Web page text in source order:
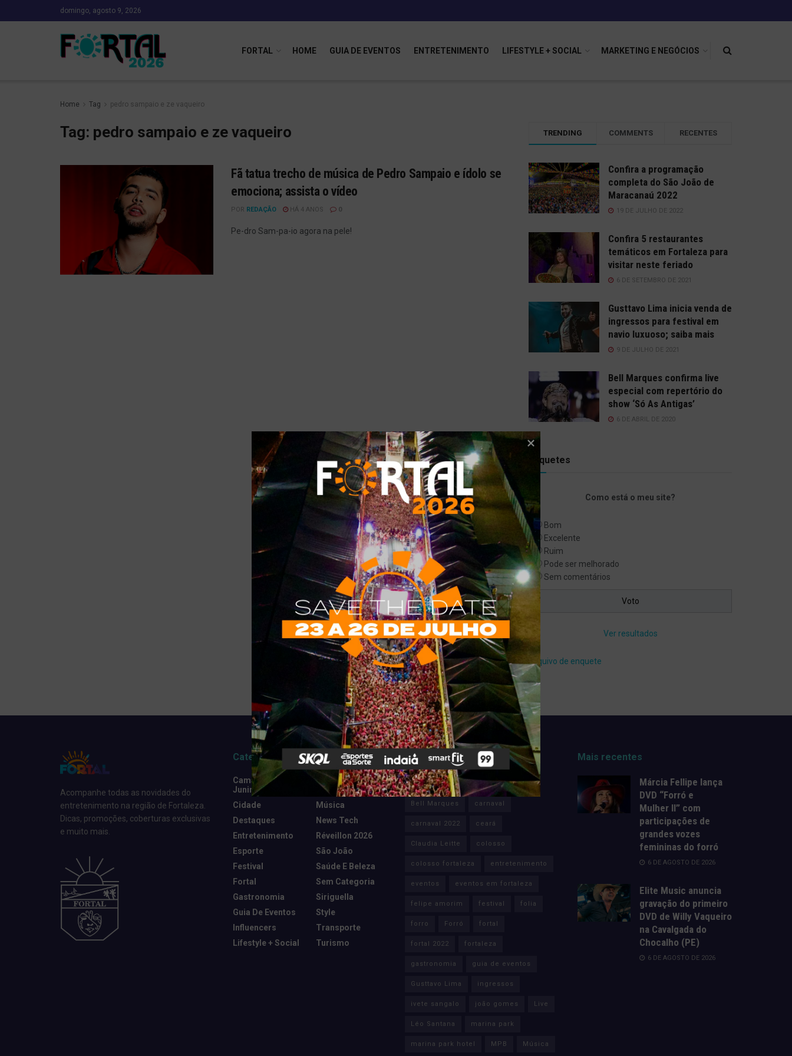
domingo, agosto 9, 2026
FORTAL HOME GUIA DE EVENTOS ENTRETENIMENTO LIFESTYLE + SOCIAL MARKETING E NEGÓCIOS
Home Tag pedro sampaio e ze vaqueiro
Tag: pedro sampaio e ze vaqueiro
Fã tatua trecho de música de Pedro Sampaio e ídolo se
emociona; assista o vídeo
POR REDAÇÃO HÁ 4 ANOS 0
Pe-dro Sam-pa-io agora na pele!
TRENDING COMMENTS RECENTES
Confira a programação
completa do São João de
Maracanaú 2022
19 DE JULHO DE 2022
Confira 5 restaurantes
temáticos em Fortaleza para
visitar neste feriado
6 DE SETEMBRO DE 2021
Gusttavo Lima inicia venda de
ingressos para festival em
navio luxuoso; saiba mais
9 DE JULHO DE 2021
Bell Marques confirma live
especial com repertório do
show ‘Só As Antigas’
6 DE ABRIL DE 2020
Enquetes
Como está o meu site?
Bom
Excelente
Ruim
Pode ser melhorado
Sem comentários
Ver resultados
Arquivo de enquete
Acompanhe todas as novidades do
entretenimento na região de Fortaleza.
Dicas, promoções, coberturas exclusivas
e muito mais.
Categorias
Camarote Vip
Junino
Cidade
Destaques
Entretenimento
Esporte
Festival
Fortal
Gastronomia
Guia De Eventos
Influencers
Lifestyle + Social
Marketing E
Negócios
Música
News Tech
Réveillon 2026
São João
Saúde E Beleza
Sem Categoria
Siriguella
Style
Transporte
Turismo
Tags
Anitta Axé Banda Eva
Bell Marques carnaval
carnaval 2022 ceará
Claudia Leitte colosso
colosso fortaleza entretenimento
eventos eventos em fortaleza
felipe amorim festival folia
forro Forró fortal
fortal 2022 fortaleza
gastronomia guia de eventos
Gusttavo Lima ingressos
ivete sangalo joão gomes Live
Léo Santana marina park
marina park hotel MPB Música
Mais recentes
Márcia Fellipe lança
DVD “Forró e
Mulher II” com
participações de
grandes vozes
femininas do forró
6 DE AGOSTO DE 2026
Elite Music anuncia
gravação do primeiro
DVD de Willy Vaqueiro
na Cavalgada do
Chocalho (PE)
6 DE AGOSTO DE 2026